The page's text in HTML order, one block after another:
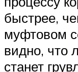
быстрее,
муфтовом
видно, что
станет